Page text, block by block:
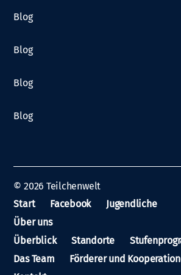
Blog
Blog
Blog
Blog
© 2026 Teilchenwelt
Start
Facebook
Jugendliche
Über uns
Überblick
Standorte
Das Team
Förderer und